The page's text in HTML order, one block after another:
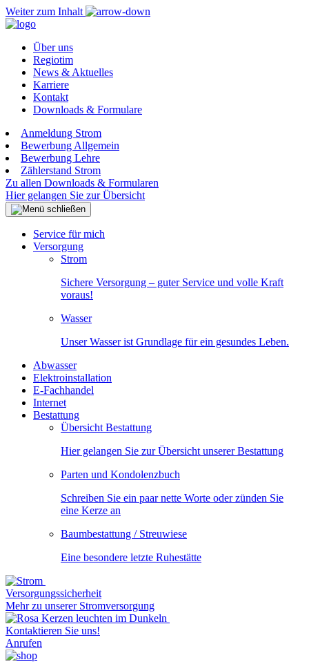
Weiter zum Inhalt
Über uns
Regiotim
News & Aktuelles
Karriere
Kontakt
Downloads & Formulare
Anmeldung Strom
Bewerbung Allgemein
Bewerbung Lehre
Zählerstand Strom
Zu allen Downloads & Formularen
Hier gelangen Sie zur Übersicht
Service für mich
Versorgung
Strom
Sichere Versorgung – guter Service und volle Kraft
voraus!
Wasser
Unser Wasser ist Grundlage für ein gesundes Leben.
Abwasser
Elektroinstallation
E-Fachhandel
Internet
Bestattung
Übersicht Bestattung
Hier gelangen Sie zur Übersicht unserer Bestattung
Parten und Kondolenzbuch
Schreiben Sie ein paar nette Worte oder zünden Sie
eine Kerze an
Baumbestattung / Streuwiese
Eine besondere letzte Ruhestätte
Versorgungssicherheit
Mehr zu unserer Stromversorgung
Kontaktieren Sie uns!
Anrufen